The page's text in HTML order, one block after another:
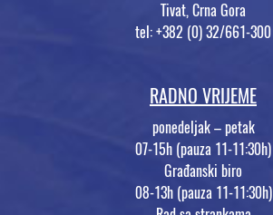
Tivat, Crna Gora
tel: +382 (0) 32/661-300
RADNO VRIJEME
ponedeljak – petak
07-15h (pauza 11-11:30h)
Građanski biro
08-13h (pauza 11-11:30h)